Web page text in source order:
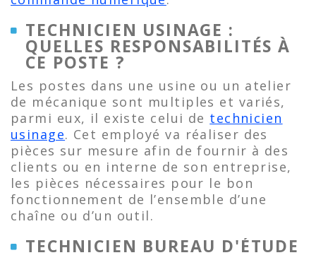
TECHNICIEN USINAGE :
QUELLES RESPONSABILITÉS À
CE POSTE ?
Les postes dans une usine ou un atelier
de mécanique sont multiples et variés,
parmi eux, il existe celui de technicien
usinage. Cet employé va réaliser des
pièces sur mesure afin de fournir à des
clients ou en interne de son entreprise,
les pièces nécessaires pour le bon
fonctionnement de l’ensemble d’une
chaîne ou d’un outil.
TECHNICIEN BUREAU D'ÉTUDE